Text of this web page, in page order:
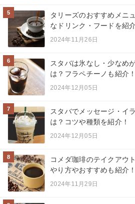
5
タリーズのおすすめメニ
なドリンク・フードを紹介
2024年11月26日
6
スタバは氷なし・少なめ
は？フラペチーノも紹介！
2024年12月05日
7
スタバでメッセージ・イ
は？コツや種類を紹介！
2024年12月05日
8
コメダ珈琲のテイクアウ
やり方やおすすめも紹介！
2024年11月29日